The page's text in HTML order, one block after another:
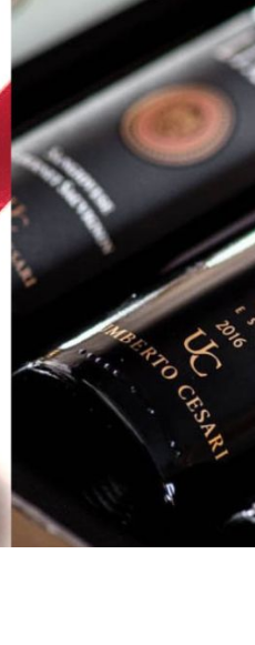
SITO DI UMBERTO CESARI